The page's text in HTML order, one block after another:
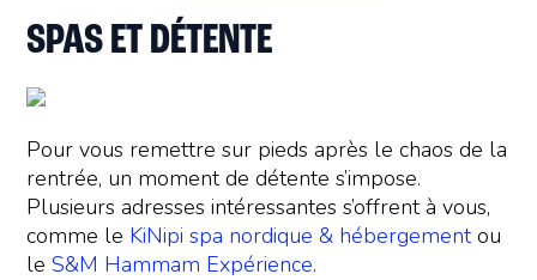
SPAS ET DÉTENTE
Pour vous remettre sur pieds après le chaos de la
rentrée, un moment de détente s’impose.
Plusieurs adresses intéressantes s’offrent à vous,
comme le KiNipi spa nordique & hébergementou
leS&M Hammam Expérience.